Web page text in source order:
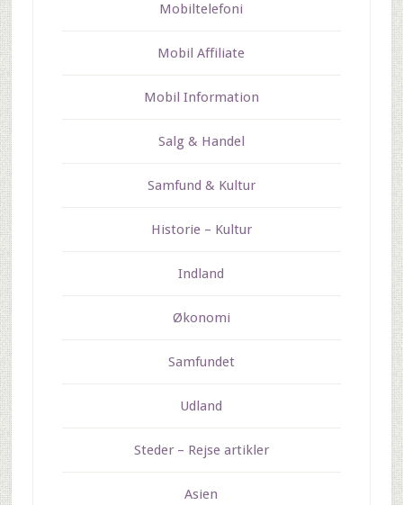
Mobiltelefoni
Mobil Affiliate
Mobil Information
Salg & Handel
Samfund & Kultur
Historie – Kultur
Indland
Økonomi
Samfundet
Udland
Steder – Rejse artikler
Asien